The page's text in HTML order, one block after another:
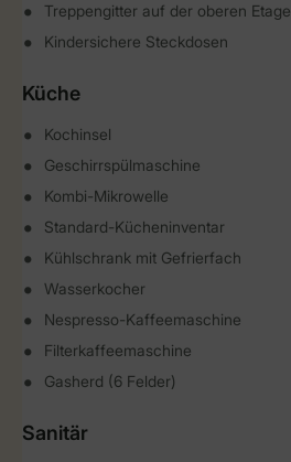
Treppengitter auf der oberen Etage
Kindersichere Steckdosen
Küche
Kochinsel
Geschirrspülmaschine
Kombi-Mikrowelle
Standard-Kücheninventar
Kühlschrank mit Gefrierfach
Wasserkocher
Nespresso-Kaffeemaschine
Filterkaffeemaschine
Gasherd (6 Felder)
Sanitär